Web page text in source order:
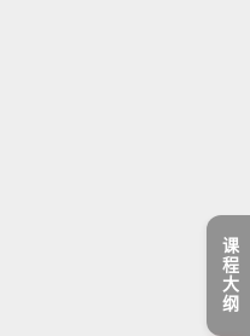
课程大纲